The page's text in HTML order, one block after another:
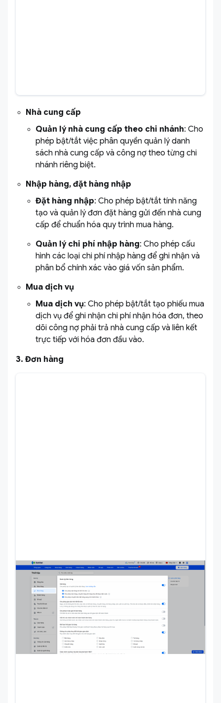
Nhà cung cấp
Quản lý nhà cung cấp theo chi nhánh: Cho
phép bật/tắt việc phân quyền quản lý danh
sách nhà cung cấp và công nợ theo từng chi
nhánh riêng biệt.
Nhập hàng, đặt hàng nhập
Đặt hàng nhập: Cho phép bật/tắt tính năng
tạo và quản lý đơn đặt hàng gửi đến nhà cung
cấp để chuẩn hóa quy trình mua hàng.
Quản lý chi phí nhập hàng: Cho phép cấu
hình các loại chi phí nhập hàng để ghi nhận và
phân bổ chính xác vào giá vốn sản phẩm.
Mua dịch vụ
Mua dịch vụ: Cho phép bật/tắt tạo phiếu mua
dịch vụ để ghi nhận chi phí nhận hóa đơn, theo
dõi công nợ phải trả nhà cung cấp và liên kết
trực tiếp với hóa đơn đầu vào.
3. Đơn hàng